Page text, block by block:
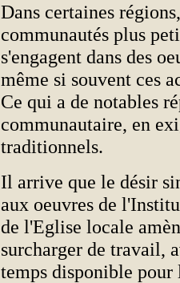
Dans certaines
communautés plus
s'engagent dans des
même si souvent ces
Ce qui a de notables
communautaire, en
traditionnels.
Il arrive que le désir
aux oeuvres de
de l'Eglise locale
surcharger de travail,
temps disponible